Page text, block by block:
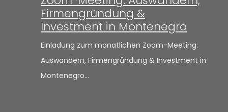
Firmengründung &
Investment in Montenegro
Einladung zum monatlichen Zoom-Meeting:
Auswandern, Firmengründung & Investment in
Montenegro…